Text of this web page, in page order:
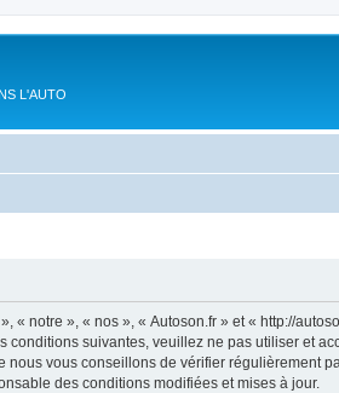
L'AUTO
« notre », « nos », « Autoson.fr » et « http://
conditions suivantes, veuillez ne pas utiliser et
vous conseillons de vérifier régulièrement
des conditions modifiées et mises à jour.